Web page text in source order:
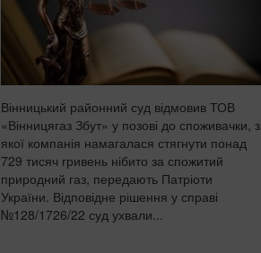
Вінницький районний суд відмовив ТОВ
«Вінницягаз Збут» у позові до споживачки, з
якої компанія намагалася стягнути понад
729 тисяч гривень нібито за спожитий
природний газ, передають Патріоти
України. Відповідне рішення у справі
№128/1726/22 суд ухвали...